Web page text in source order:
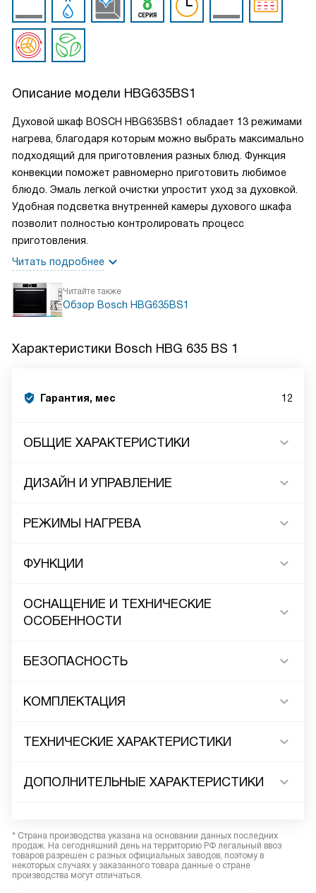
Описание модели HBG635BS1
Духовой шкаф BOSCH HBG635BS1 обладает 13 режимами
нагрева, благодаря которым можно выбрать максимально
подходящий для приготовления разных блюд. Функция
конвекции поможет равномерно приготовить любимое
блюдо. Эмаль легкой очистки упростит уход за духовкой.
Удобная подсветка внутренней камеры духового шкафа
позволит полностью контролировать процесс
приготовления.
Читать подробнее
Читайте также
Обзор Bosch HBG635BS1
Характеристики Bosch HBG 635 BS 1
Гарантия, мес 12
ОБЩИЕ ХАРАКТЕРИСТИКИ
ДИЗАЙН И УПРАВЛЕНИЕ
РЕЖИМЫ НАГРЕВА
ФУНКЦИИ
ОСНАЩЕНИЕ И ТЕХНИЧЕСКИЕ
ОСОБЕННОСТИ
БЕЗОПАСНОСТЬ
КОМПЛЕКТАЦИЯ
ТЕХНИЧЕСКИЕ ХАРАКТЕРИСТИКИ
ДОПОЛНИТЕЛЬНЫЕ ХАРАКТЕРИСТИКИ
* Страна производства указана на основании данных последних
продаж. На сегодняшний день на территорию РФ легальный ввоз
товаров разрешен с разных официальных заводов, поэтому в
некоторых случаях у заказанного товара данные о стране
производства могут отличаться.